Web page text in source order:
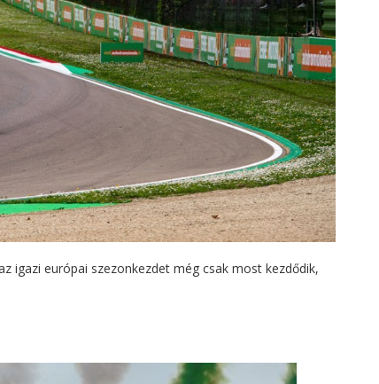
igazi európai szezonkezdet még csak most kezdődik,